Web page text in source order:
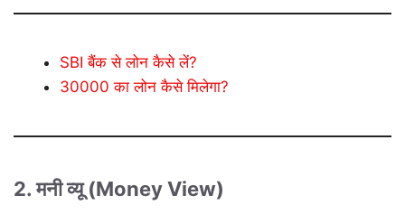
SBI बैंक से लोन कैसे लें?
30000 का लोन कैसे मिलेगा?
2. मनी व्यू (Money View)